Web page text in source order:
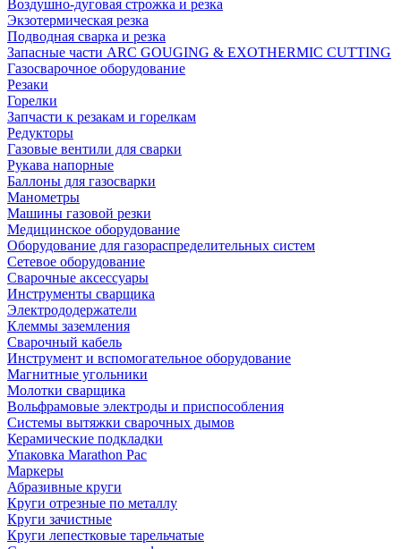
Воздушно-дуговая строжка и резка
Экзотермическая резка
Подводная сварка и резка
Запасные части ARC GOUGING & EXOTHERMIC CUTTING
Газосварочное оборудование
Резаки
Горелки
Запчасти к резакам и горелкам
Редукторы
Газовые вентили для сварки
Рукава напорные
Баллоны для газосварки
Манометры
Машины газовой резки
Медицинское оборудование
Оборудование для газораспределительных систем
Сетевое оборудование
Сварочные аксессуары
Инструменты сварщика
Электрододержатели
Клеммы заземления
Сварочный кабель
Инструмент и вспомогательное оборудование
Магнитные угольники
Молотки сварщика
Вольфрамовые электроды и приспособления
Системы вытяжки сварочных дымов
Керамические подкладки
Упаковка Marathon Pac
Маркеры
Абразивные круги
Круги отрезные по металлу
Круги зачистные
Круги лепестковые тарельчатые